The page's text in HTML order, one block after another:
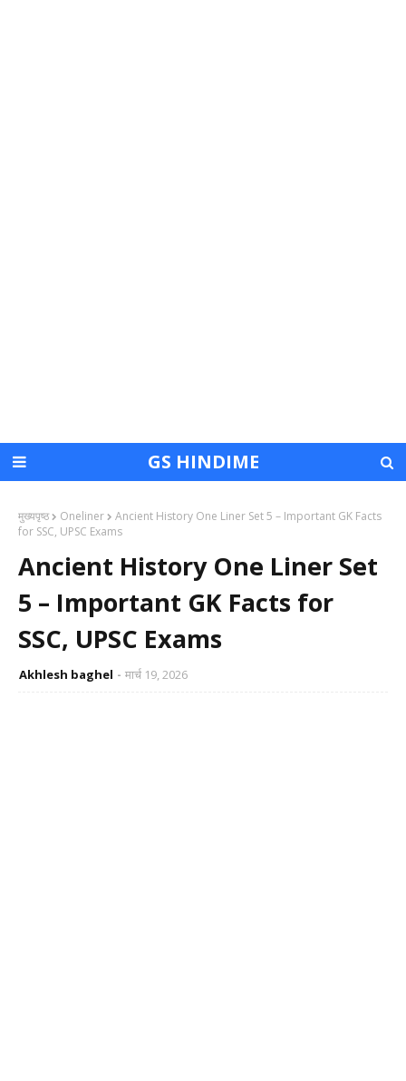
GS HINDIME
मुख्यपृष्ठ Oneliner
Ancient History One Liner Set 5 – Important GK Facts
for SSC, UPSC Exams
Ancient History One Liner Set
5 – Important GK Facts for
SSC, UPSC Exams
Akhlesh baghel मार्च 19, 2026